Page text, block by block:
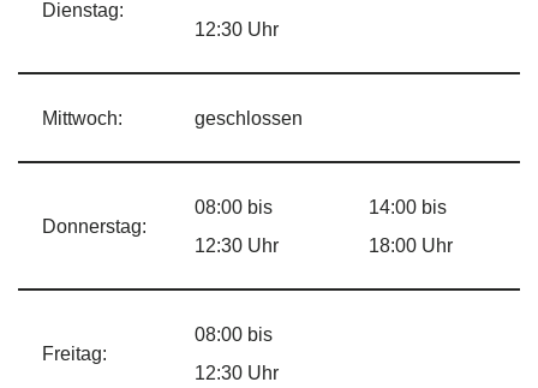
Dienstag:
12:30 Uhr
Mittwoch: geschlossen
Donnerstag:
08:00 bis
12:30 Uhr
14:00 bis
18:00 Uhr
Freitag:
08:00 bis
12:30 Uhr